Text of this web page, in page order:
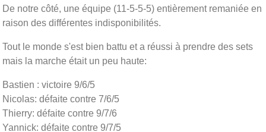
De notre côté, une équipe (11-5-5-5) entièrement remaniée en
raison des différentes indisponibilités.
Tout le monde s'est bien battu et a réussi à prendre des sets
mais la marche était un peu haute:
Bastien : victoire 9/6/5
Nicolas: défaite contre 7/6/5
Thierry: défaite contre 9/7/6
Yannick: défaite contre 9/7/5